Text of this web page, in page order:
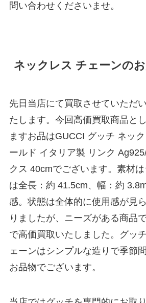
問い合わせくださいませ。
ネックレス チェーンの
先日当店にて買取させていただ
たします。今回高価買取商品と
ますお品はGUCCI グッチ ネッ
ールド イタリア製 リンク
クス 40cmでございます。素材
は全長：約 41.5cm、幅：約
感。状態は全体的に使用感が見
りましたが、ニーズがある商品
で高価買取いたしました。グッ
ェーンはシンプルな造りで季節
お品物でございます。